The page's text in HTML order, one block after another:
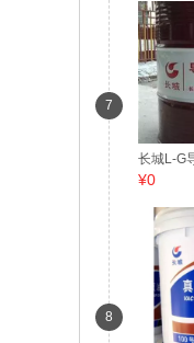
7
8
¥0